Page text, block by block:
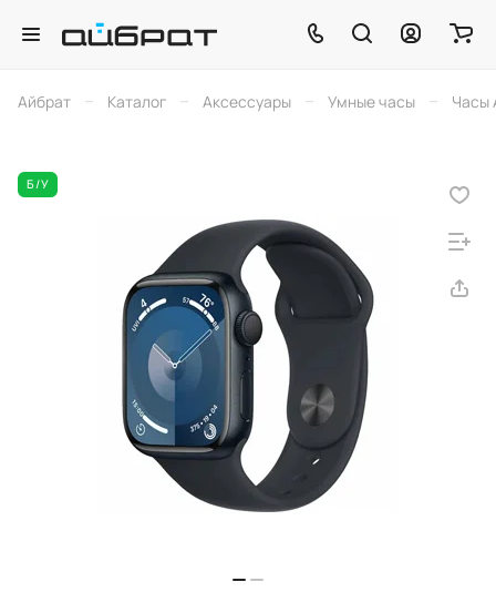
Айбрат – Каталог – Аксессуары – Умные часы – Часы
Б/У